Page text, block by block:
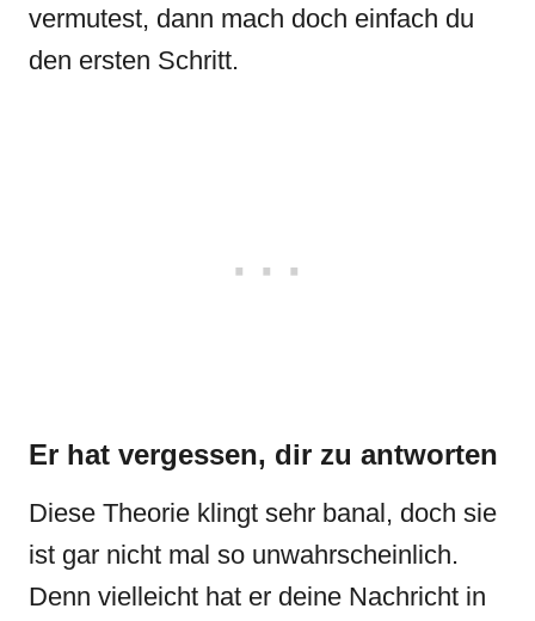
vermutest, dann mach doch einfach du
den ersten Schritt.
Er hat vergessen, dir zu antworten
Diese Theorie klingt sehr banal, doch sie
ist gar nicht mal so unwahrscheinlich.
Denn vielleicht hat er deine Nachricht in